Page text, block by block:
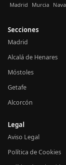
Madrid Murcia
Secciones
Madrid
Alcalá de Henares
Móstoles
Getafe
Alcorcón
Legal
Aviso Legal
Política de Cookies